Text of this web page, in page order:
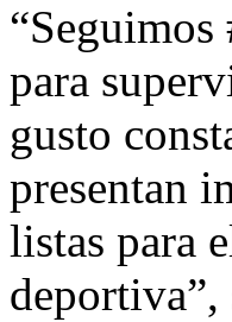
para
gusto
presentan
listas para
deportiva”,